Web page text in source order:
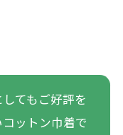
てもご好評を
ットン巾着で